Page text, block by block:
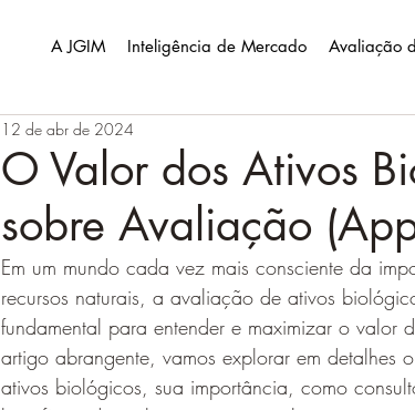
A JGIM Inteligência de Mercado Avaliação
O Valor dos Ativos
sobre Avaliação
12 de abr de 2024
Em um mundo cada vez mais consciente da
recursos naturais, a avaliação de ativos
fundamental para entender e maximizar o valor
artigo abrangente, vamos explorar em detalhes
ativos biológicos, sua importância, como